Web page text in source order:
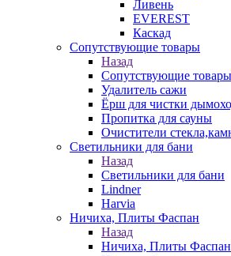
Ливень
EVEREST
Каскад
Сопутствующие товары
Назад
Сопутствующие товары
Удалитель сажи
Ёрш для чистки
Пропитка для сауны
Очистители
Светильники для бани
Назад
Светильники для бани
Lindner
Harvia
Ничиха, Плиты Фаспан
Назад
Ничиха, Плиты Фаспан